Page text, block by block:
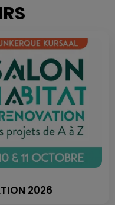
2026